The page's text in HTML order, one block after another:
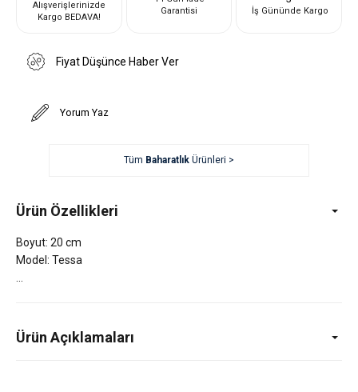
Alışverişlerinizde
Kargo BEDAVA!
Garantisi
İş Gününde Kargo
Fiyat Düşünce Haber Ver
Yorum Yaz
Tüm BaharatlıkÜrünleri >
Ürün Özellikleri
Boyut: 20 cm
Model: Tessa
Ürün Açıklamaları